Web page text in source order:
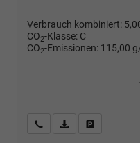
Verbrauch kombiniert:
CO2-Klasse: C
CO2-Emissionen: 115,00
Wir rufen Sie an
PDF-